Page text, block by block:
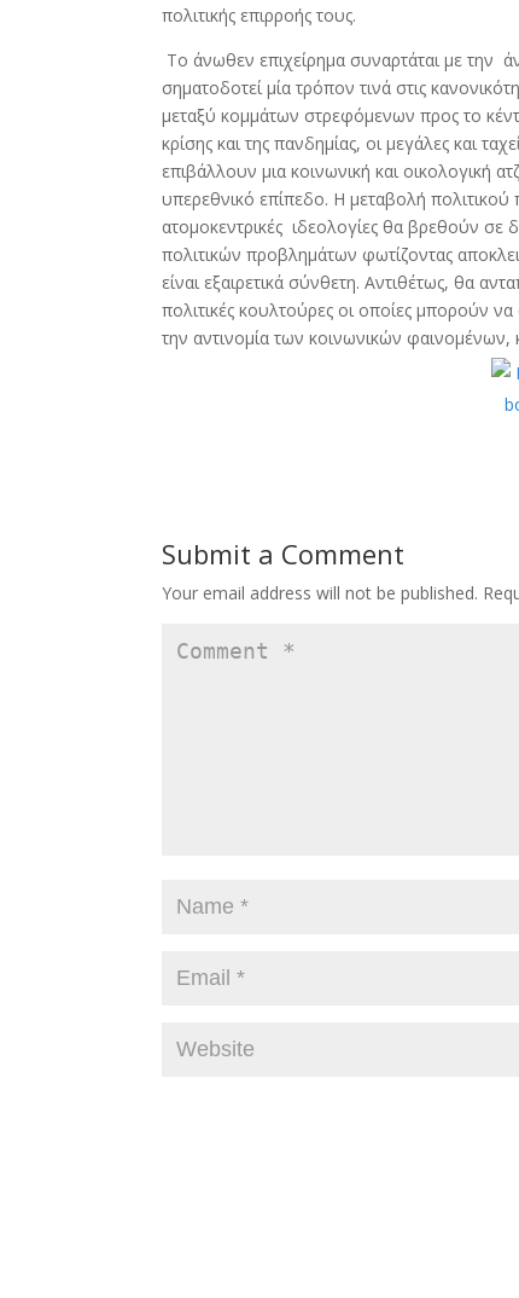
πολιτικής επιρροής τους.
Το άνωθεν επιχείρημα συναρτάται με την
σηματοδοτεί μία τρόπον τινά στις
μεταξύ κομμάτων στρεφόμενων προς το
κρίσης και της πανδημίας, οι μεγάλες και
επιβάλλουν μια κοινωνική και οικολογική
υπερεθνικό επίπεδο. Η μεταβολή
ατομοκεντρικές ιδεολογίες θα βρεθούν σε
πολιτικών προβλημάτων φωτίζοντας
είναι εξαιρετικά σύνθετη. Αντιθέτως, θα
πολιτικές κουλτούρες οι οποίες μπορούν
την αντινομία των κοινωνικών φαινομένων,
Submit a Comment
Your email address will not be published.